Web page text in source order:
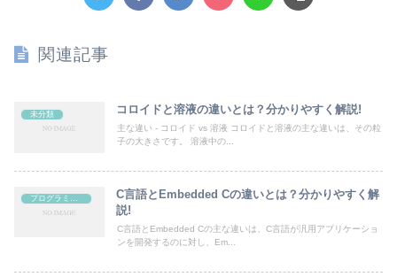
関連記事
未分類 コロイドと溶液の違いとは？分かりやすく解説!
主な違い - コロイド vs 溶液 コロイドと溶液の主な違いは、その粒
子の大きさです。 溶液中の...
プログラミング
C言語とEmbedded Cの違いとは？分かりやすく解
説!
C言語とEmbedded Cの主な違いは、C言語が汎用アプリケーショ
ンを開発するのに対し、Em...